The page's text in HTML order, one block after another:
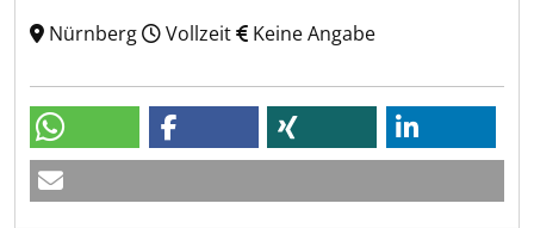
Nürnberg
Vollzeit Keine Angabe